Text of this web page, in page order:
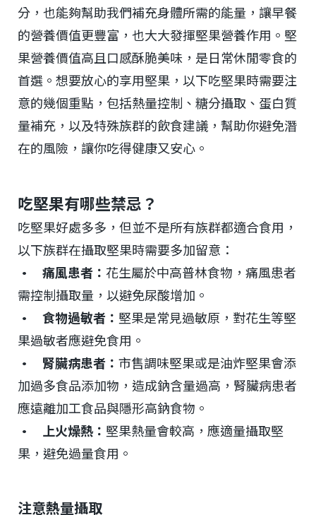
分，也能夠幫助我們補充身體所需的能量，讓早餐
的營養價值更豐富，也大大發揮堅果營養作用。堅
果營養價值高且口感酥脆美味，是日常休閒零食的
首選。想要放心的享用堅果，以下吃堅果時需要注
意的幾個重點，包括熱量控制、糖分攝取、蛋白質
量補充，以及特殊族群的飲食建議，幫助你避免潛
在的風險，讓你吃得健康又安心。
吃堅果有哪些禁忌？
吃堅果好處多多，但並不是所有族群都適合食用，
以下族群在攝取堅果時需要多加留意：
• 痛風患者： 花生屬於中高普林食物，痛風患者
需控制攝取量，以避免尿酸增加。
• 食物過敏者： 堅果是常見過敏原，對花生等堅
果過敏者應避免食用。
• 腎臟病患者： 市售調味堅果或是油炸堅果會添
加過多食品添加物，造成鈉含量過高，腎臟病患者
應遠離加工食品與隱形高鈉食物。
• 上火燥熱： 堅果熱量會較高，應適量攝取堅
果，避免過量食用。
注意熱量攝取